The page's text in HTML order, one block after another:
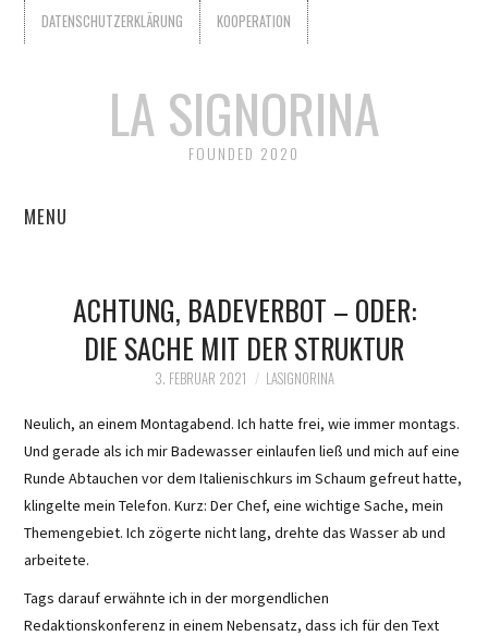
DATENSCHUTZERKLÄRUNG KOOPERATION
LA SIGNORINA
FOUNDED 2020
MENU
KOOPERATION
WER IST LA SIGNORINA?
DATENSCHUTZERKLÄRUNG
ACHTUNG, BADEVERBOT – ODER:
DIE SACHE MIT DER STRUKTUR
3. FEBRUAR 2021 LASIGNORINA
Neulich, an einem Montagabend. Ich hatte frei, wie immer montags.
Und gerade als ich mir Badewasser einlaufen ließ und mich auf eine
Runde Abtauchen vor dem Italienischkurs im Schaum gefreut hatte,
klingelte mein Telefon. Kurz: Der Chef, eine wichtige Sache, mein
Themengebiet. Ich zögerte nicht lang, drehte das Wasser ab und
arbeitete.
Tags darauf erwähnte ich in der morgendlichen
Redaktionskonferenz in einem Nebensatz, dass ich für den Text